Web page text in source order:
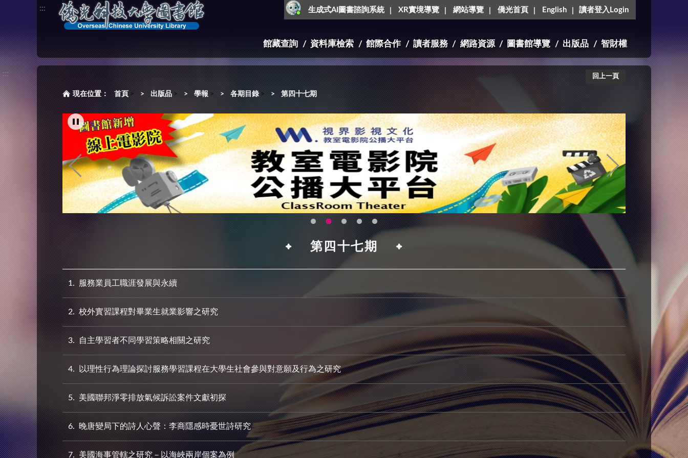
::: 生成式AI圖書諮詢系統 XR實境導覽 網站導覽 僑光首頁 English 讀者登入Login
館藏查詢 資料庫檢索 館際合作 讀者服務 網路資源 圖書館導覽 出版品 智財權
::: 回上一頁
首頁 > 出版品 > 學報 > 各期目錄 > 第四十七期
第四十七期
1 服務業員工職涯發展與永續
2 校外實習課程對畢業生就業影響之研究
3 自主學習者不同學習策略相關之研究
4 以理性行為理論探討服務學習課程在大學生社會參與對意願及行為之研究
5 美國聯邦淨零排放氣候訴訟案件文獻初探
6 晚唐變局下的詩人心聲：李商隱感時憂世詩研究
7 美國海事管轄之研究－以海峽兩岸個案為例